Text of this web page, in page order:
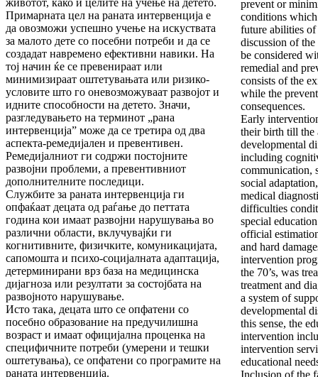
животот, како и целите на учење на детето.
Примарната цел на раната интервенција е
да овозможи успешно учење на искуствата
за малото дете со посебни потреби и да се
создадат навремено ефективни навики. На
тој начин ќе се превенираат или
минимизираат оштетувањата или ризико-
условите што го оневозможуваат развојот и
идните способности на детето. Значи,
разгледувањето на терминот „рана
интервенција” може да се третира од два
аспекта-ремедијален и превентивен.
Ремедијалниот ги содржи постојните
развојни проблеми, а превентивниот
дополнителните последици.
Службите за раната интервенција ги
опфаќаат децата од раѓање до петтата
година кои имаат развојни нарушувања во
различни области, вклучувајќи ги
когнитивните, физичките, комуникацијата,
сапомошта и психо-социјалната адаптација,
детерминирани врз база на медицинска
дијагноза или резултати за состојбата на
развојното нарушување.
Исто така, децата што се опфатени со
посебно образование на предучилишна
возраст и имаат официјална проценка на
специфичните потреби (умерени и тешки
оштетувања), се опфатени со програмите на
раната интервенција.
prevent or
conditions
future abilities of
discussion of
be considered
remedial and
consists of the
while the
consequences.
Early
their birth till
developmental
including
communication,
social
medical
difficulties
special
official
and hard
intervention
the 70’s, was
treatment and
a system of
developmental
this sense, the
intervention
intervention
educational